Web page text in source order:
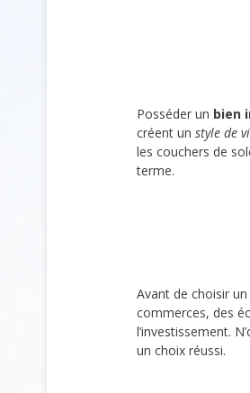
Posséder un bien
créent un style de
les couchers de
terme.
Avant de choisir un
commerces, des
l’investissement.
un choix réussi.